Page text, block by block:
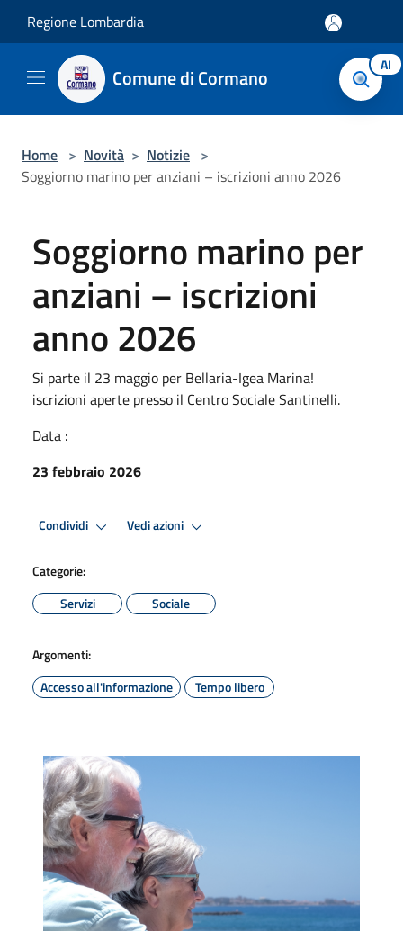
Regione Lombardia
Comune di Cormano AI
Home > Novità > Notizie >
Soggiorno marino per anziani – iscrizioni anno 2026
Soggiorno marino per
anziani – iscrizioni
anno 2026
Si parte il 23 maggio per Bellaria-Igea Marina!
iscrizioni aperte presso il Centro Sociale Santinelli.
Data :
23 febbraio 2026
Condividi Vedi azioni
Categorie:
Servizi
Sociale
Argomenti:
Accesso all'informazione
Tempo libero